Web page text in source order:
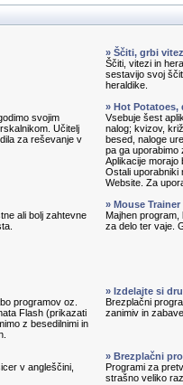
» Ščiti, grbi
Ščiti, vitezi in
sestavijo svoj
heraldike.
svojim
Učitelj
za reševanje v
» Hot Potatoes,
Vsebuje šest
nalog; kvizov,
besed, naloge
pa ga uporabimo
Aplikacije morajo
Ostali uporabniki
Website. Za
ali bolj zahtevne
» Mouse Trainer
Majhen program,
za delo ter vaje.
programov oz.
Flash (prikazati
z besedilnimi in
» Izdelajte si
Brezplačni
zanimiv in
v angleščini,
» Brezplačni
Programi za
strašno veliko